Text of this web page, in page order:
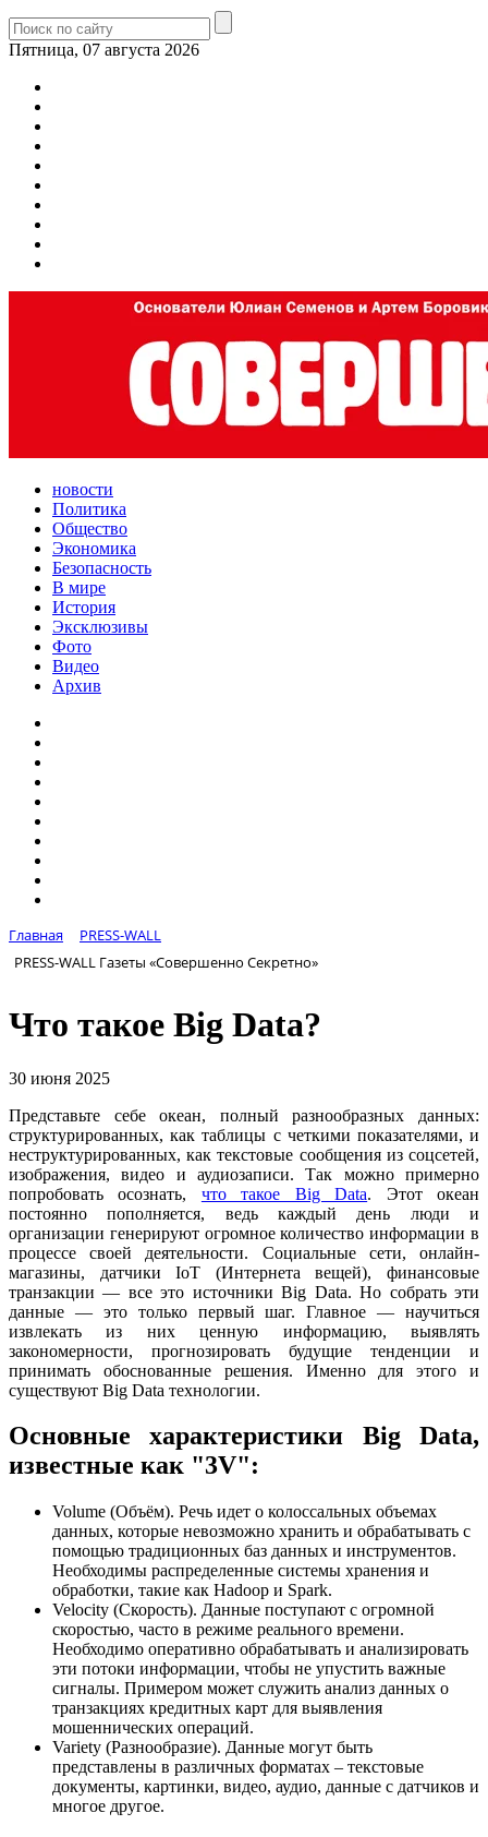
Пятница, 07 августа 2026
новости
Политика
Общество
Экономика
Безопасность
В мире
История
Эксклюзивы
Фото
Видео
Архив
Главная
PRESS-WALL
PRESS-WALL Газеты «Совершенно Секретно»
Что такое Big Data?
30 июня 2025
Представьте себе океан, полный разнообразных данных:
структурированных, как таблицы с четкими показателями, и
неструктурированных, как текстовые сообщения из соцсетей,
изображения, видео и аудиозаписи. Так можно примерно
попробовать осознать, что такое Big Data. Этот океан
постоянно пополняется, ведь каждый день люди и
организации генерируют огромное количество информации в
процессе своей деятельности. Социальные сети, онлайн-
магазины, датчики IoT (Интернета вещей), финансовые
транзакции — все это источники Big Data. Но собрать эти
данные — это только первый шаг. Главное — научиться
извлекать из них ценную информацию, выявлять
закономерности, прогнозировать будущие тенденции и
принимать обоснованные решения. Именно для этого и
существуют Big Data технологии.
Основные характеристики Big Data,
известные как "3V":
Volume (Объём). Речь идет о колоссальных объемах
данных, которые невозможно хранить и обрабатывать с
помощью традиционных баз данных и инструментов.
Необходимы распределенные системы хранения и
обработки, такие как Hadoop и Spark.
Velocity (Скорость). Данные поступают с огромной
скоростью, часто в режиме реального времени.
Необходимо оперативно обрабатывать и анализировать
эти потоки информации, чтобы не упустить важные
сигналы. Примером может служить анализ данных о
транзакциях кредитных карт для выявления
мошеннических операций.
Variety (Разнообразие). Данные могут быть
представлены в различных форматах – текстовые
документы, картинки, видео, аудио, данные с датчиков и
многое другое.